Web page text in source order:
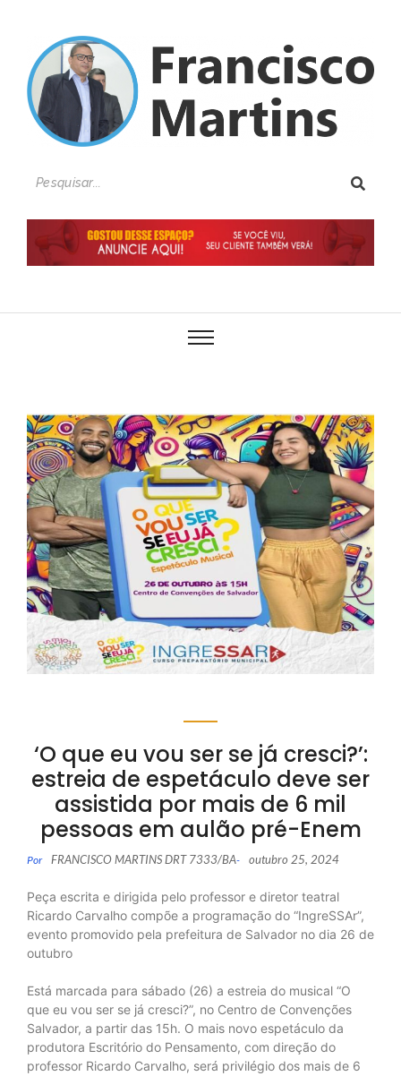
‘O que eu vou ser se já cresci?’:
estreia de espetáculo deve ser
assistida por mais de 6 mil
pessoas em aulão pré-Enem
Por FRANCISCO MARTINS DRT 7333/BA- outubro 25, 2024
Peça escrita e dirigida pelo professor e diretor teatral
Ricardo Carvalho compõe a programação do “IngreSSAr”,
evento promovido pela prefeitura de Salvador no dia 26 de
outubro
Está marcada para sábado (26) a estreia do musical “O
que eu vou ser se já cresci?”, no Centro de Convenções
Salvador, a partir das 15h. O mais novo espetáculo da
produtora Escritório do Pensamento, com direção do
professor Ricardo Carvalho, será privilégio dos mais de 6